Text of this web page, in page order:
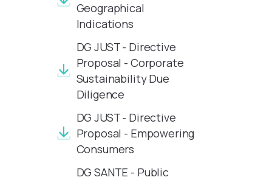
Geographical
Indications
DG JUST - Directive
Proposal - Corporate
Sustainability Due
Diligence
DG JUST - Directive
Proposal - Empowering
Consumers
DG SANTE - Public